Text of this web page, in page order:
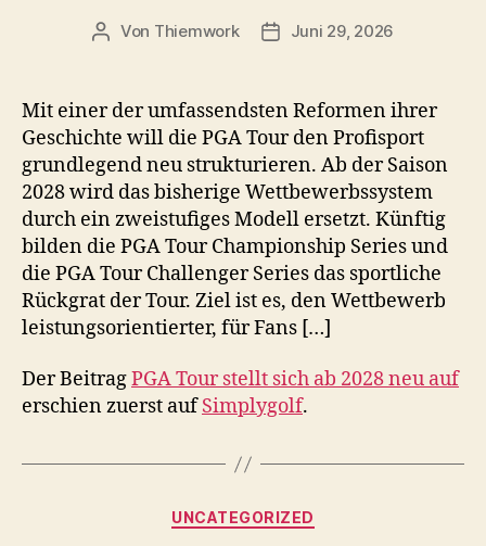
Beitragsautor
Von Thiemwork Veröffentlichungsdatum
Juni 29, 2026
Mit einer der umfassendsten Reformen ihrer
Geschichte will die PGA Tour den Profisport
grundlegend neu strukturieren. Ab der Saison
2028 wird das bisherige Wettbewerbssystem
durch ein zweistufiges Modell ersetzt. Künftig
bilden die PGA Tour Championship Series und
die PGA Tour Challenger Series das sportliche
Rückgrat der Tour. Ziel ist es, den Wettbewerb
leistungsorientierter, für Fans […]
Der BeitragPGA Tour stellt sich ab 2028 neu auf
erschien zuerst aufSimplygolf.
Kategorien
UNCATEGORIZED